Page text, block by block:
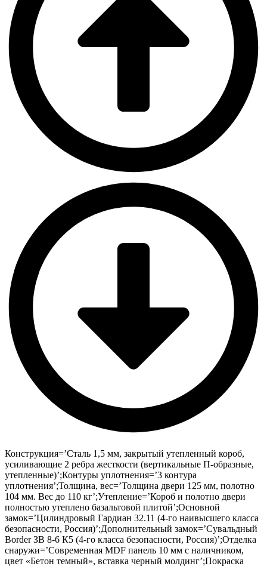
Конструкция=’Сталь 1,5 мм, закрытый утепленный короб,
усиливающие 2 ребра жесткости (вертикальные П-образные,
утепленные)’;Контуры уплотнения=’3 контура
уплотнения’;Толщина, вес=’Толщина двери 125 мм, полотно
104 мм. Вес до 110 кг’;Утепление=’Короб и полотно двери
полностью утеплено базальтовой плитой’;Основной
замок=’Цилиндровый Гардиан 32.11 (4-го наивысшего класса
безопасности, Россия)’;Дополнительный замок=’Сувальдный
Border ЗВ 8-6 К5 (4-го класса безопасности, Россия)’;Отделка
снаружи=’Современная MDF панель 10 мм с наличником,
цвет «Бетон темный», вставка черный молдинг’;Покраска